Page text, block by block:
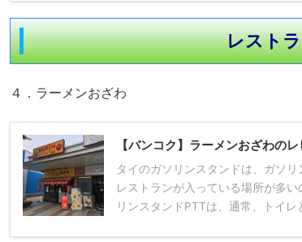
レスト
４．ラーメンおざわ
【バンコク】ラーメンおざわの
タイのガソリンスタンドは、ガソ
レストランが入っている場所が多
リンスタンドPTTは、通常、トイ